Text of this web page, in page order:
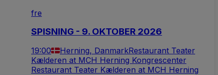
fre
SPISNING - 9. OKTOBER 2026
19:00 Herning, DanmarkRestaurant Teater
Kælderen at MCH Herning Kongrescenter
Restaurant Teater Kælderen at MCH Herning